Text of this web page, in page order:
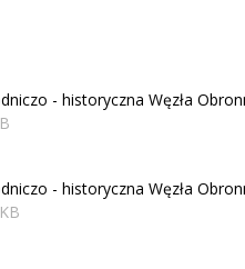
- historyczna Węzła
- historyczna Węzła